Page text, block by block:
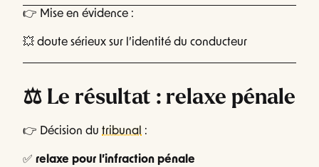
👉 Mise en évidence :
💥 doute sérieux sur l’identité du conducteur
⚖️ Le résultat : relaxe pénale
👉 Décision du tribunal :
✅ relaxe pour l’infraction pénale